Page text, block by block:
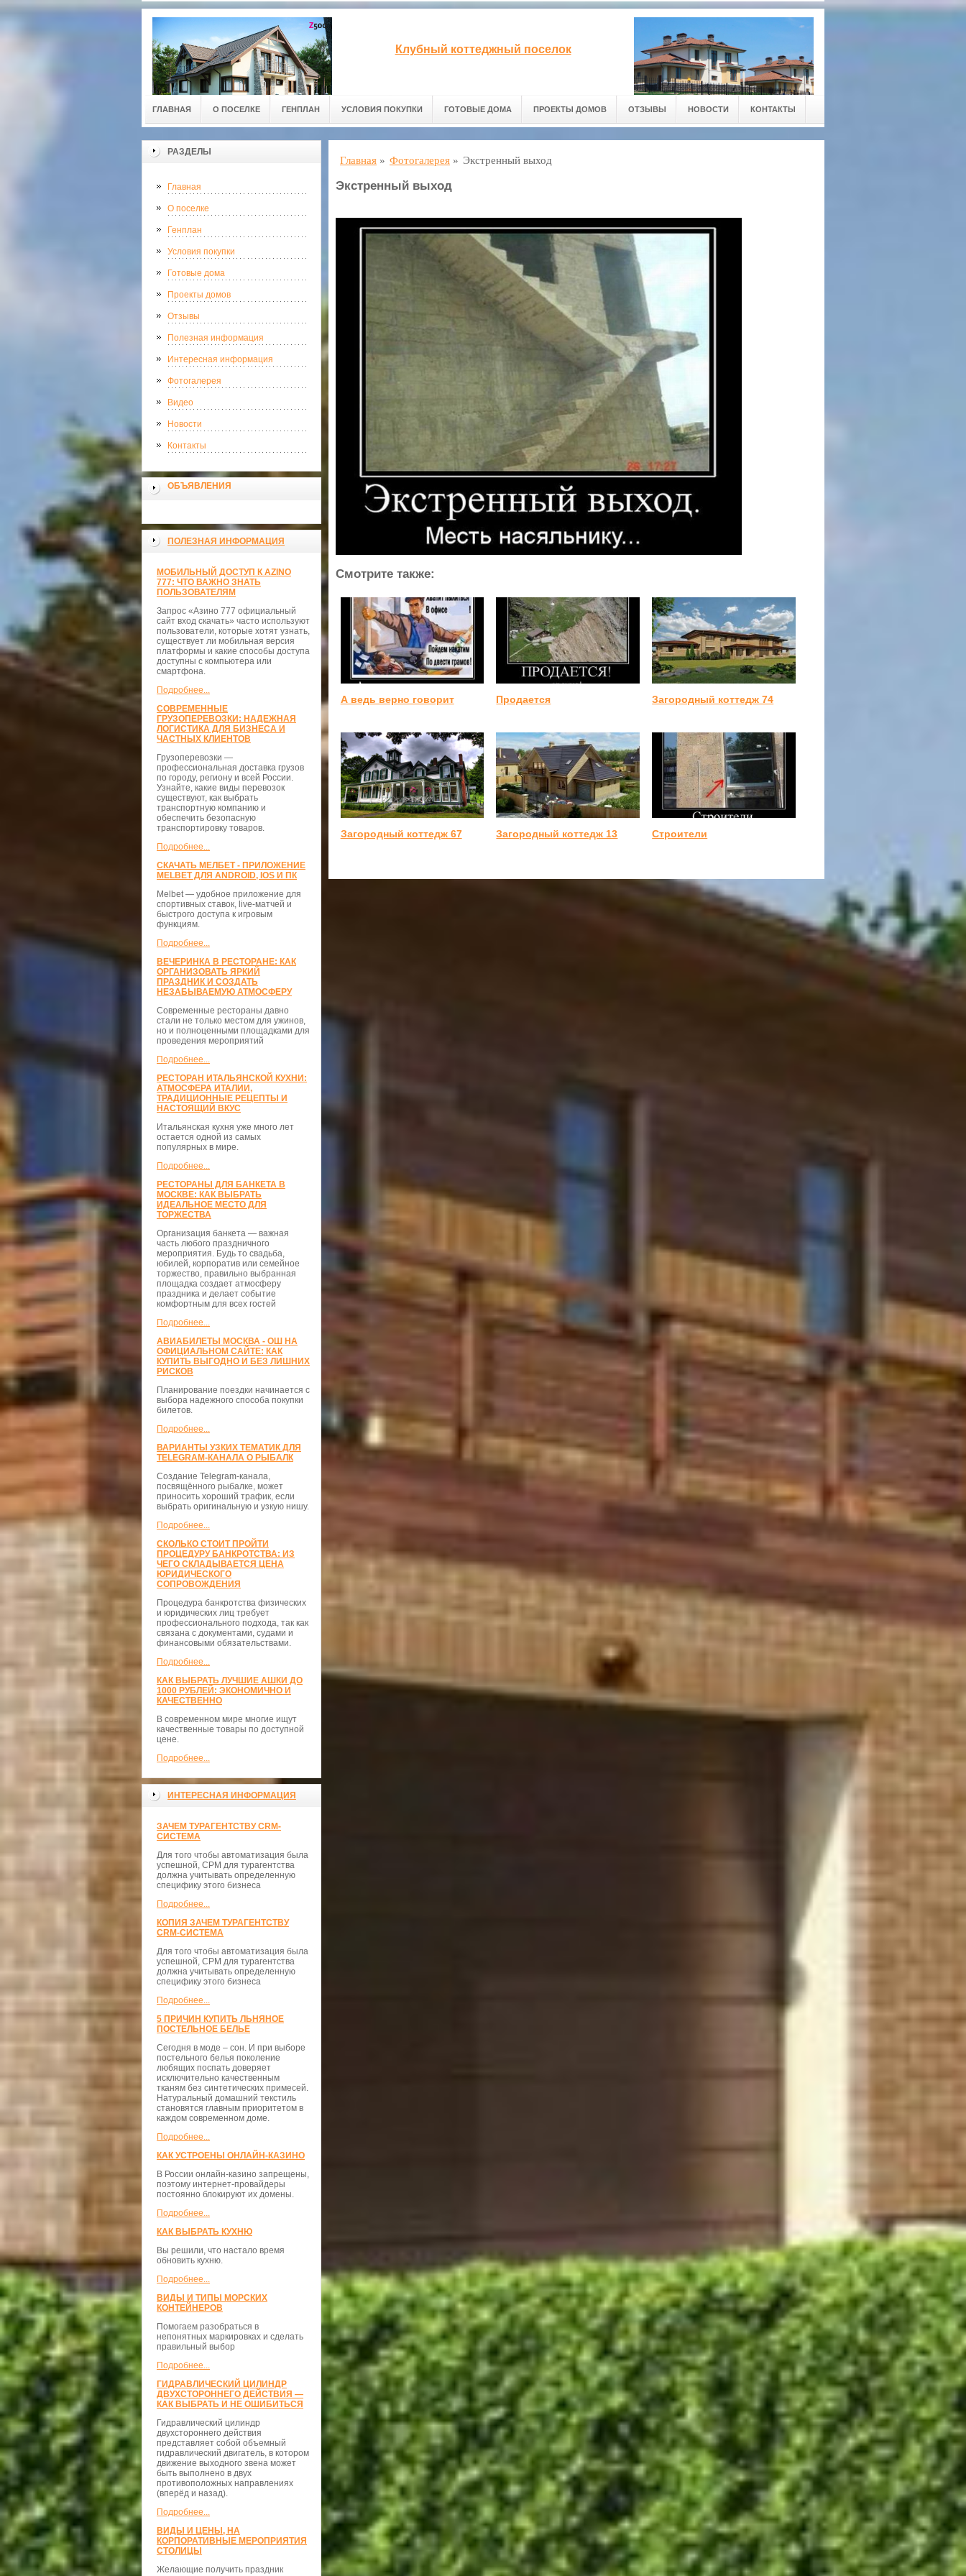
Клубный коттеджный поселок
ГЛАВНАЯ О ПОСЕЛКЕ ГЕНПЛАН УСЛОВИЯ ПОКУПКИ ГОТОВЫЕ ДОМА ПРОЕКТЫ ДОМОВ ОТЗЫВЫ НОВОСТИ КОНТАКТЫ
РАЗДЕЛЫ
Главная
О поселке
Генплан
Условия покупки
Готовые дома
Проекты домов
Отзывы
Полезная информация
Интересная информация
Фотогалерея
Видео
Новости
Контакты
ОБЪЯВЛЕНИЯ
ПОЛЕЗНАЯ ИНФОРМАЦИЯ
МОБИЛЬНЫЙ ДОСТУП К AZINO
777: ЧТО ВАЖНО ЗНАТЬ
ПОЛЬЗОВАТЕЛЯМ
Запрос «Азино 777 официальный
сайт вход скачать» часто используют
пользователи, которые хотят узнать,
существует ли мобильная версия
платформы и какие способы доступа
доступны с компьютера или
смартфона.
Подробнее...
СОВРЕМЕННЫЕ
ГРУЗОПЕРЕВОЗКИ: НАДЕЖНАЯ
ЛОГИСТИКА ДЛЯ БИЗНЕСА И
ЧАСТНЫХ КЛИЕНТОВ
Грузоперевозки —
профессиональная доставка грузов
по городу, региону и всей России.
Узнайте, какие виды перевозок
существуют, как выбрать
транспортную компанию и
обеспечить безопасную
транспортировку товаров.
Подробнее...
СКАЧАТЬ МЕЛБЕТ - ПРИЛОЖЕНИЕ
MELBET ДЛЯ ANDROID, IOS И ПК
Melbet — удобное приложение для
спортивных ставок, live-матчей и
быстрого доступа к игровым
функциям.
Подробнее...
ВЕЧЕРИНКА В РЕСТОРАНЕ: КАК
ОРГАНИЗОВАТЬ ЯРКИЙ
ПРАЗДНИК И СОЗДАТЬ
НЕЗАБЫВАЕМУЮ АТМОСФЕРУ
Современные рестораны давно
стали не только местом для ужинов,
но и полноценными площадками для
проведения мероприятий
Подробнее...
РЕСТОРАН ИТАЛЬЯНСКОЙ КУХНИ:
АТМОСФЕРА ИТАЛИИ,
ТРАДИЦИОННЫЕ РЕЦЕПТЫ И
НАСТОЯЩИЙ ВКУС
Итальянская кухня уже много лет
остается одной из самых
популярных в мире.
Подробнее...
РЕСТОРАНЫ ДЛЯ БАНКЕТА В
МОСКВЕ: КАК ВЫБРАТЬ
ИДЕАЛЬНОЕ МЕСТО ДЛЯ
ТОРЖЕСТВА
Организация банкета — важная
часть любого праздничного
мероприятия. Будь то свадьба,
юбилей, корпоратив или семейное
торжество, правильно выбранная
площадка создает атмосферу
праздника и делает событие
комфортным для всех гостей
Подробнее...
АВИАБИЛЕТЫ МОСКВА - ОШ НА
ОФИЦИАЛЬНОМ САЙТЕ: КАК
КУПИТЬ ВЫГОДНО И БЕЗ ЛИШНИХ
РИСКОВ
Планирование поездки начинается с
выбора надежного способа покупки
билетов.
Подробнее...
ВАРИАНТЫ УЗКИХ ТЕМАТИК ДЛЯ
TELEGRAM-КАНАЛА О РЫБАЛК
Создание Telegram-канала,
посвящённого рыбалке, может
приносить хороший трафик, если
выбрать оригинальную и узкую нишу.
Подробнее...
СКОЛЬКО СТОИТ ПРОЙТИ
ПРОЦЕДУРУ БАНКРОТСТВА: ИЗ
ЧЕГО СКЛАДЫВАЕТСЯ ЦЕНА
ЮРИДИЧЕСКОГО
СОПРОВОЖДЕНИЯ
Процедура банкротства физических
и юридических лиц требует
профессионального подхода, так как
связана с документами, судами и
финансовыми обязательствами.
Подробнее...
КАК ВЫБРАТЬ ЛУЧШИЕ АШКИ ДО
1000 РУБЛЕЙ: ЭКОНОМИЧНО И
КАЧЕСТВЕННО
В современном мире многие ищут
качественные товары по доступной
цене.
Подробнее...
ИНТЕРЕСНАЯ ИНФОРМАЦИЯ
ЗАЧЕМ ТУРАГЕНТСТВУ CRM-
СИСТЕМА
Для того чтобы автоматизация была
успешной, СРМ для турагентства
должна учитывать определенную
специфику этого бизнеса
Подробнее...
КОПИЯ ЗАЧЕМ ТУРАГЕНТСТВУ
CRM-СИСТЕМА
Для того чтобы автоматизация была
успешной, СРМ для турагентства
должна учитывать определенную
специфику этого бизнеса
Подробнее...
5 ПРИЧИН КУПИТЬ ЛЬНЯНОЕ
ПОСТЕЛЬНОЕ БЕЛЬЕ
Сегодня в моде – сон. И при выборе
постельного белья поколение
любящих поспать доверяет
исключительно качественным
тканям без синтетических примесей.
Натуральный домашний текстиль
становятся главным приоритетом в
каждом современном доме.
Подробнее...
КАК УСТРОЕНЫ ОНЛАЙН-КАЗИНО
В России онлайн-казино запрещены,
поэтому интернет-провайдеры
постоянно блокируют их домены.
Подробнее...
КАК ВЫБРАТЬ КУХНЮ
Вы решили, что настало время
обновить кухню.
Подробнее...
ВИДЫ И ТИПЫ МОРСКИХ
КОНТЕЙНЕРОВ
Помогаем разобраться в
непонятных маркировках и сделать
правильный выбор
Подробнее...
ГИДРАВЛИЧЕСКИЙ ЦИЛИНДР
ДВУХСТОРОННЕГО ДЕЙСТВИЯ —
КАК ВЫБРАТЬ И НЕ ОШИБИТЬСЯ
Гидравлический цилиндр
двухстороннего действия
представляет собой объемный
гидравлический двигатель, в котором
движение выходного звена может
быть выполнено в двух
противоположных направлениях
(вперёд и назад).
Подробнее...
ВИДЫ И ЦЕНЫ, НА
КОРПОРАТИВНЫЕ МЕРОПРИЯТИЯ
СТОЛИЦЫ
Желающие получить праздник
Главная » Фотогалерея » Экстренный выход
Экстренный выход
Смотрите также:
А ведь верно говорит Продается Загородный коттедж 74
Загородный коттедж 67 Загородный коттедж 13 Строители